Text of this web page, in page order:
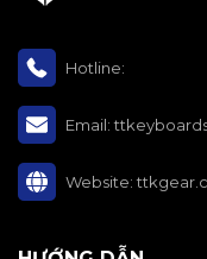
Hotline:
Email:
Website: